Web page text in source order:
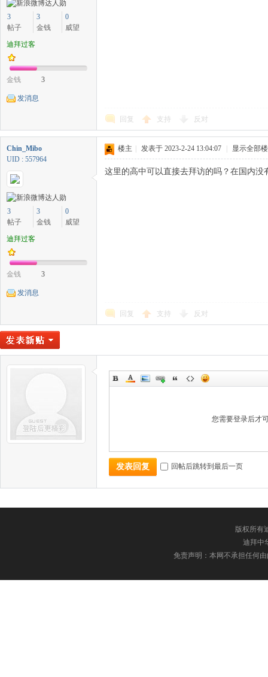
3
帖子
3
金钱
0
威望
迪拜过客
金钱 3
发消息
回复 支持 反对
Chin_Mibo
UID : 557964
3
帖子
3
金钱
0
威望
迪拜过客
金钱 3
发消息
楼主 发表于 2023-2-24 13:04:07 显示全部
这里的高中可以直接去拜访的吗？在国内没
回复 支持 反对
您需要登录后才
发表回复 回帖后跳转到最后一页
版权所有
迪拜中
免责声明：本网不承担任何